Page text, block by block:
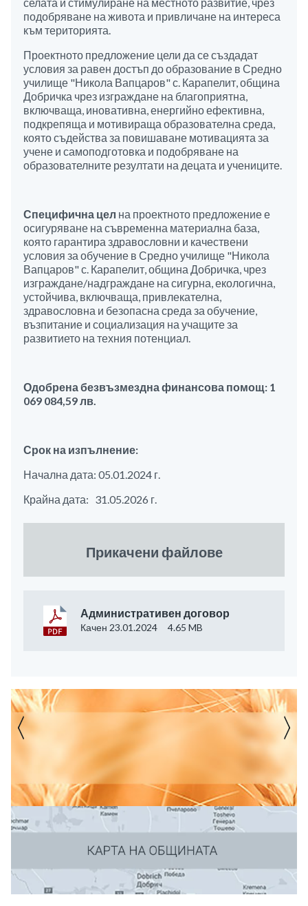
подобряване на живота и привличане на интереса
към територията.
Проектното предложение цели да се създадат
условия за равен достъп до образование в Средно
училище "Никола Вапцаров" с. Карапелит, община
Добричка чрез изграждане на благоприятна,
включваща, иновативна, енергийно ефективна,
подкрепяща и мотивираща образователна среда,
която съдейства за повишаване мотивацията за
учене и самоподготовка и подобряване на
образователните резултати на децата и учениците.
Специфична цел на проектното предложение е
осигуряване на съвременна материална база,
която гарантира здравословни и качествени
условия за обучение в Средно училище "Никола
Вапцаров" с. Карапелит, община Добричка, чрез
изграждане/надграждане на сигурна, екологична,
устойчива, включваща, привлекателна,
здравословна и безопасна среда за обучение,
възпитание и социализация на учащите за
развитието на техния потенциал.
Одобрена безвъзмездна финансова помощ: 1
069 084,59 лв.
Срок на изпълнение:
Начална дата: 05.01.2024 г.
Крайна дата: 31.05.2026 г.
Прикачени файлове
Административен договор
Качен 23.01.2024 4.65 MB